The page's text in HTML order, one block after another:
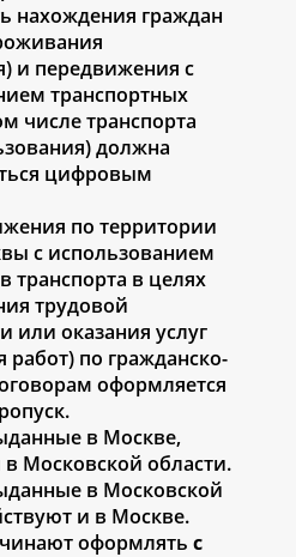
нахождения граждан
и передвижения с
транспортных
числе транспорта
должна
цифровым
по территории
с использованием
в целях
трудовой
или оказания услуг
по гражданско-
оформляется
в Москве,
Московской области.
в Московской
и в Москве.
оформлять с